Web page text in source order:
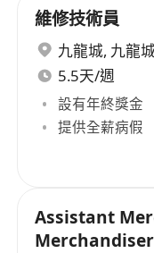
維修技術員
九龍城, 九龍
5.5天/週
設有年終獎金
提供全薪病假
Assistant